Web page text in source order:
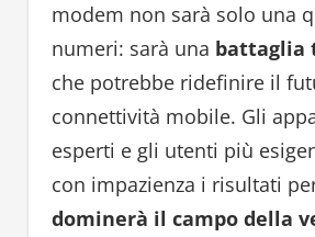
modem non sarà solo una
numeri: sarà una battaglia
che potrebbe ridefinire il
connettività mobile. Gli
esperti e gli utenti più
con impazienza i risultati
dominerà il campo della